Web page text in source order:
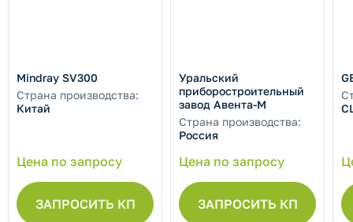
Mindray SV300
Страна производства:
Китай
Цена по запросу
ЗАПРОСИТЬ КП
Уральский
приборостроительный
завод Авента-М
Страна производства:
Россия
Цена по запросу
ЗАПРОСИТЬ КП